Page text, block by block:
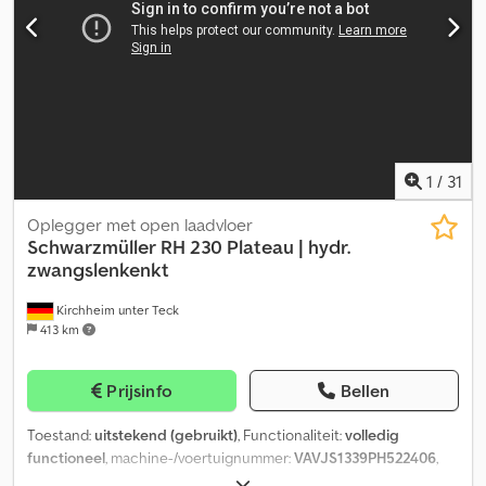
1 / 31
Kirchheim unter Teck
413 km
Oplegger met open laadvloer
Schwarzmüller RH 230 Plateau | hydr.
zwangslenkenkt
Prijsinfo Bellen
Toestand:uitstekend (gebruikt), Functionaliteit:volledig
functioneel, machine-/voertuignummer:VAVJS1339PH522406,
, maximaal laadgewicht: